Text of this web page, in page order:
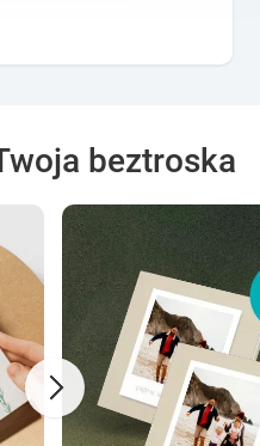
beztroska